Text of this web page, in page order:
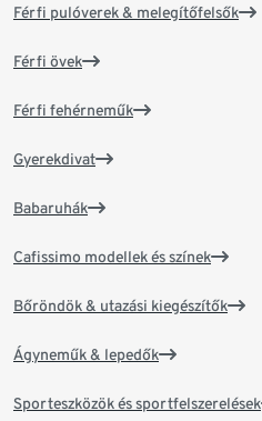
Férfi pulóverek & melegítőfelsők
Férfi övek
Férfi fehérneműk
Gyerekdivat
Babaruhák
Cafissimo modellek és színek
Bőröndök & utazási kiegészítők
Ágyneműk & lepedők
Sporteszközök és sportfelszerelések